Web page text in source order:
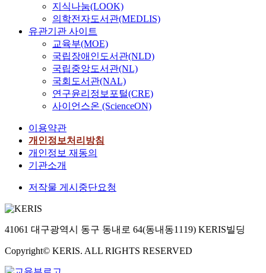
지식나눔(LOOK)
의학전자도서관(MEDLIS)
유관기관 사이트
교육부(MOE)
국립장애인도서관(NLD)
국립중앙도서관(NL)
국회도서관(NAL)
연구윤리정보포털(CRE)
사이언스온 (ScienceON)
이용약관
개인정보처리방침
개인정보 재동의
기관소개
저작물 게시중단요청
41061 대구광역시 동구 동내로 64(동내동1119) KERIS빌딩
Copyright© KERIS. ALL RIGHTS RESERVED